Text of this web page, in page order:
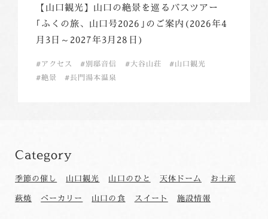
【山口観光】山口の絶景を巡るバスツアー
｢ふくの旅、山口号2026｣のご案内(2026年4
月3日～2027年3月28日)
アクセス 別邸音信 大谷山荘
山口観光
絶景
長門湯本温泉
Category
季節の催し 山口観光 山口のひと 天体ドーム
お土産
萩焼
ベーカリー 山口の食 スイート 施設情報